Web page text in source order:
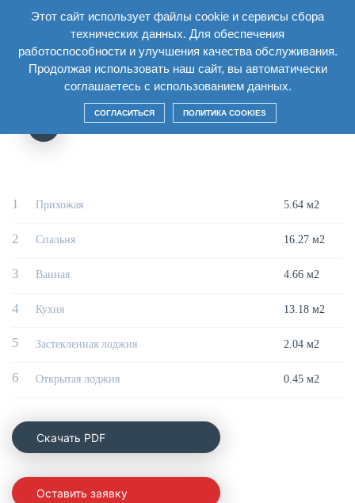
Этот сайт использует файлы cookie и сервисы сбора
технических данных. Для обеспечения
работоспособности и улучшения качества обслуживания.
Продолжая использовать наш сайт, вы автоматически
соглашаетесь с использованием данных.
СОГЛАСИТЬСЯ ПОЛИТИКА COOKIES
RU
Главная Секция6 Этаж18 Однокомнатная квартира 1Б5
ОДНОКОМНАТНАЯ КВАРТИРА 1Б5
1 Прихожая 5.64 м2
2 Спальня 16.27 м2
3 Ванная 4.66 м2
4 Кухня 13.18 м2
5 Застекленная лоджия 2.04 м2
6 Открытая лоджия 0.45 м2
Cкачать PDF
Оставить заявку